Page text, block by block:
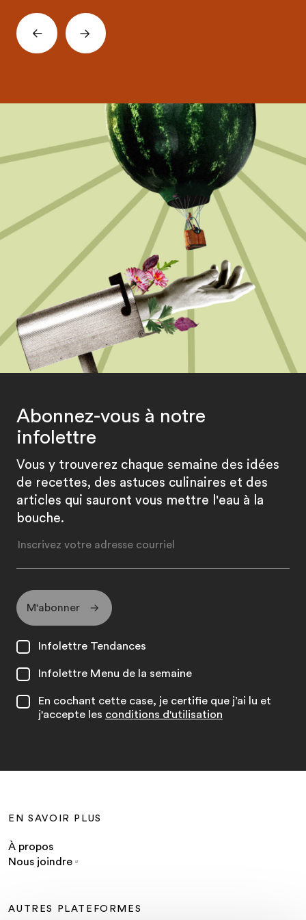
PrécédentSuivant
Abonnez-vous à notre
infolettre
Vous y trouverez chaque semaine des idées
de recettes, des astuces culinaires et des
articles qui sauront vous mettre l'eau à la
bouche.
M'abonner
Infolettre Tendances
Infolettre Menu de la semaine
En cochant cette case, je certifie que j’ai lu et
j'accepte les conditions d'utilisation
EN SAVOIR PLUS
À propos
Nous joindre
AUTRES PLATEFORMES